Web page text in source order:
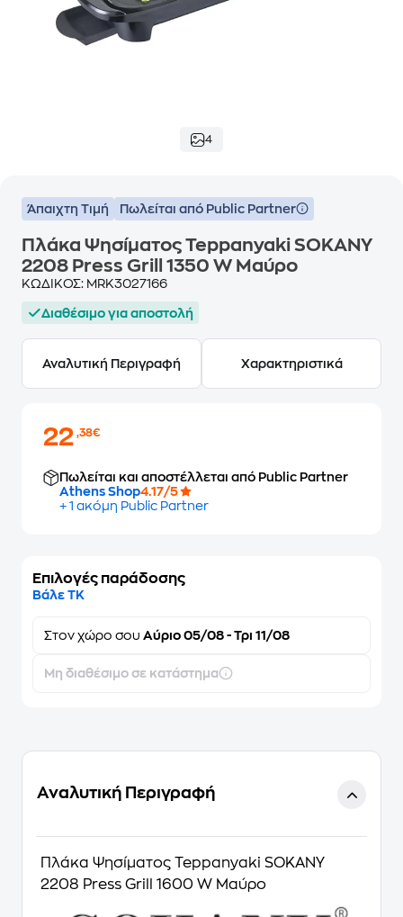
4
Άπαιχτη Τιμή Πωλείται από Public Partner
Πλάκα Ψησίματος Teppanyaki SOKANY
2208 Press Grill 1350 W Μαύρο
ΚΩΔΙΚΟΣ: MRK3027166
Διαθέσιμο για αποστολή
Αναλυτική Περιγραφή Χαρακτηριστικά
22,38€
Πωλείται και αποστέλλεται από Public Partner
Athens Shop4.17/5
+ 1 ακόμη Public Partner
Επιλογές παράδοσης
Βάλε ΤΚ
Στον χώρο σου Αύριο 05/08 - Τρι 11/08
Μη διαθέσιμο σε κατάστημα
Αναλυτική Περιγραφή
Πλάκα Ψησίματος Teppanyaki SOKANY
2208 Press Grill 1600 W Μαύρο